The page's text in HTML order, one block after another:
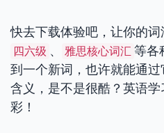
快去下载体验吧，让你的
四六级 、 雅思核心词汇 等各
到一个新词，也许就能通
含义，是不是很酷？英语
彩！